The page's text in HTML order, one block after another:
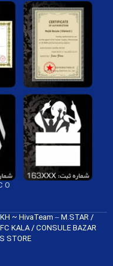
@
~ HivaTeam – M.STAR /
K​ALA / CONSULE BAZAR
STORE